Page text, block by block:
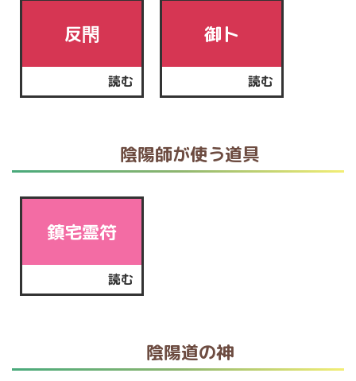
反閇
読む
御卜
読む
陰陽師が使う道具
鎮宅霊符
読む
陰陽道の神